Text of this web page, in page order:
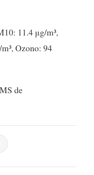
11.4 μg/m³,
Ozono: 94
de